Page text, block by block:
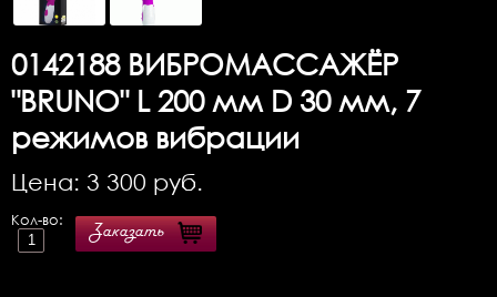
0142188ВИБРОМАССАЖЁР
"BRUNO" L 200 мм D 30 мм, 7
режимов вибрации
Цена: 3 300 руб.
Кол-во:
Заказать